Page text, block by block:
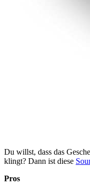
Du willst, dass das
klingt? Dann ist diese
Pros